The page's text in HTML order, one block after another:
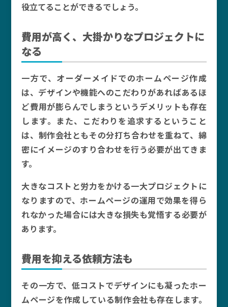
役立てることができるでしょう。
費用が高く、大掛かりなプロジェクトに
なる
一方で、オーダーメイドでのホームページ作成
は、デザインや機能へのこだわりがあればあるほ
ど費用が膨らんでしまうというデメリットも存在
します。また、こだわりを追求するということ
は、制作会社ともその分打ち合わせを重ねて、綿
密にイメージのすり合わせを行う必要が出てきま
す。
大きなコストと労力をかける一大プロジェクトに
なりますので、ホームページの運用で効果を得ら
れなかった場合には大きな損失も覚悟する必要が
あります。
費用を抑える依頼方法も
その一方で、低コストでデザインにも凝ったホー
ムページを作成している制作会社も存在します。